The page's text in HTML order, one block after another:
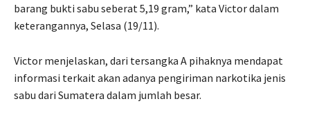
barang bukti sabu seberat 5,19 gram,” kata Victor dalam
keterangannya, Selasa (19/11).
Victor menjelaskan, dari tersangka A pihaknya mendapat
informasi terkait akan adanya pengiriman narkotika jenis
sabu dari Sumatera dalam jumlah besar.